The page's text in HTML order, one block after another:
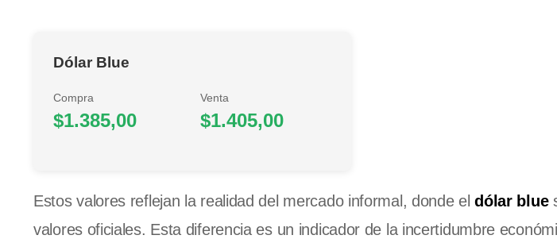
Dólar Blue
Compra
$1.385,00
Venta
$1.405,00
Estos valores reflejan la realidad del mercado informal, donde eldólar blue
valores oficiales. Esta diferencia es un indicador de la incertidumbre